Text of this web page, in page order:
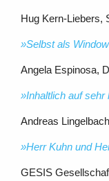
Hug Kern-Liebers,
»Selbst als
Angela Espinosa,
»Inhaltlich auf
Andreas
»Herr Kuhn und
GESIS